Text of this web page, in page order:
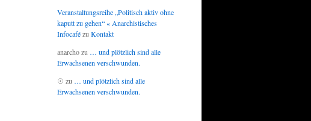
Veranstaltungsreihe „Politisch aktiv ohne
kaputt zu gehen“ « Anarchistisches
Infocafézu Kontakt
anarchozu … und plötzlich sind alle
Erwachsenen verschwunden.
☉ zu … und plötzlich sind alle
Erwachsenen verschwunden.